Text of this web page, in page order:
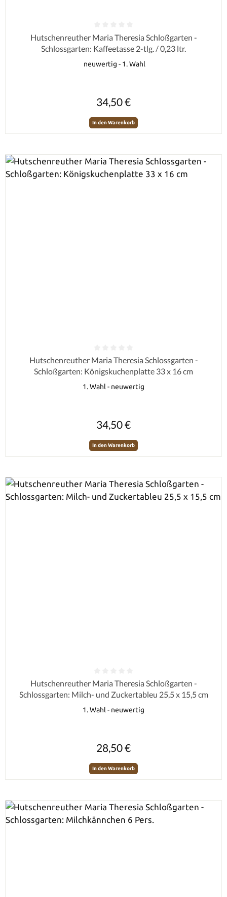
Durchschnittliche Bewertung von 0 von 5 Sternen
Hutschenreuther Maria Theresia Schloßgarten -
Schlossgarten: Kaffeetasse 2-tlg. / 0,23 ltr.
neuwertig - 1. Wahl
34,50 €
In den Warenkorb
Durchschnittliche Bewertung von 0 von 5 Sternen
Hutschenreuther Maria Theresia Schlossgarten -
Schloßgarten: Königskuchenplatte 33 x 16 cm
1. Wahl - neuwertig
34,50 €
In den Warenkorb
Durchschnittliche Bewertung von 0 von 5 Sternen
Hutschenreuther Maria Theresia Schloßgarten -
Schlossgarten: Milch- und Zuckertableu 25,5 x 15,5 cm
1. Wahl - neuwertig
28,50 €
In den Warenkorb